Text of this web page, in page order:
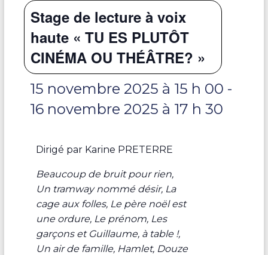
Stage de lecture à voix
haute « TU ES PLUTÔT
CINÉMA OU THÉÂTRE? »
15 novembre 2025 à 15 h 00 -
16 novembre 2025 à 17 h 30
Dirigé par Karine PRETERRE
Beaucoup de bruit pour rien,
Un tramway nommé désir, La
cage aux folles, Le père noël est
une ordure, Le prénom, Les
garçons et Guillaume, à table !,
Un air de famille, Hamlet, Douze